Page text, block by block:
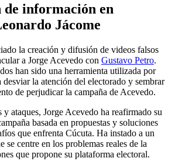
información en
Jácome
la creación y difusión de videos falsos
a Jorge Acevedo con Gustavo Petro.
han sido una herramienta utilizada por
desviar la atención del electorado y sembrar
de perjudicar la campaña de Acevedo.
y ataques, Jorge Acevedo ha reafirmado su
basada en propuestas y soluciones
que enfrenta Cúcuta. Ha instado a un
se centre en los problemas reales de la
que propone su plataforma electoral.